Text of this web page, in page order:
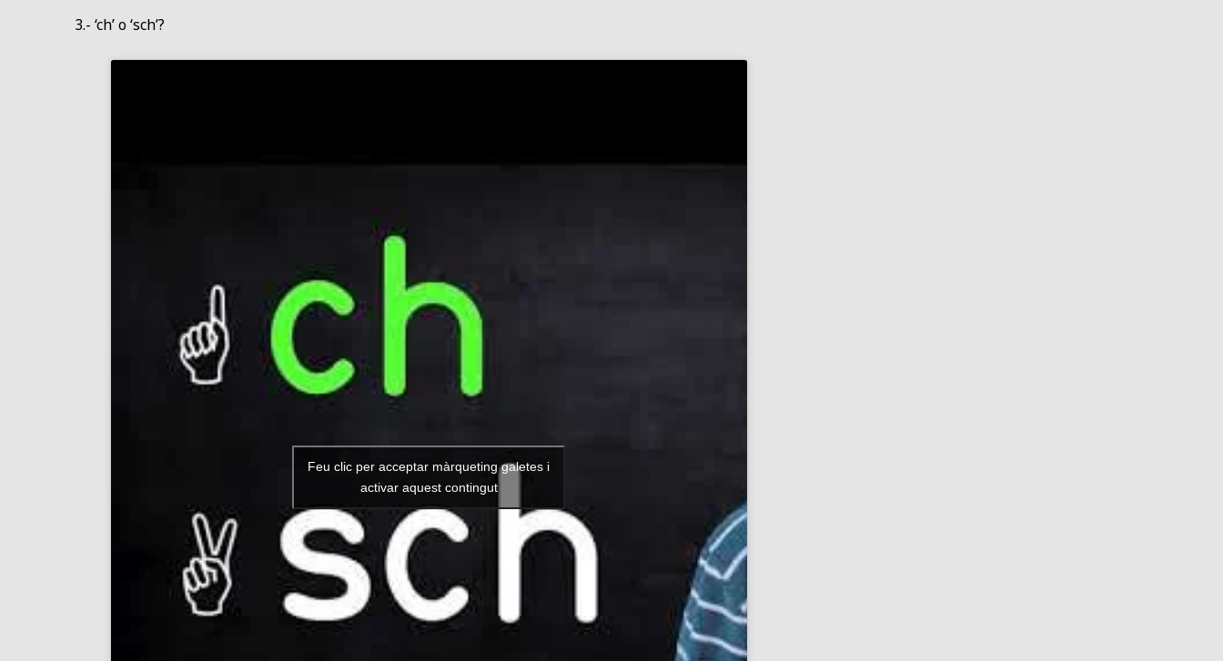
3.- ‘ch’ o ‘sch’?
Feu clic per acceptar màrqueting galetes i
activar aquest contingut